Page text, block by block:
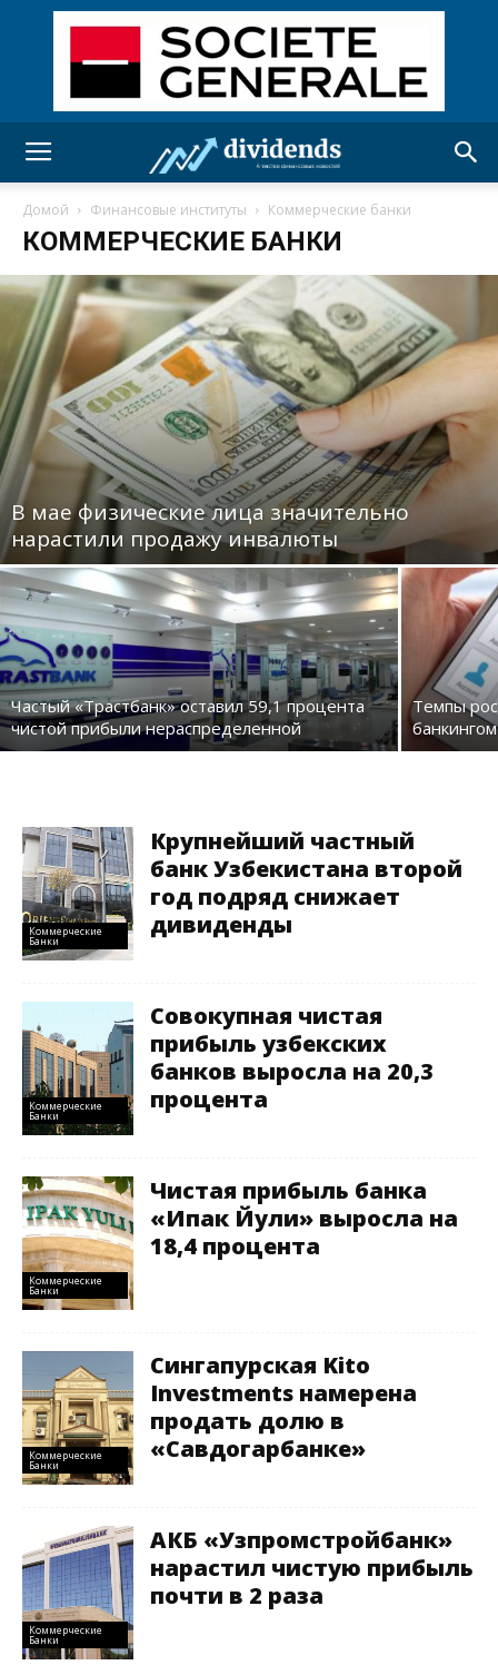
Домой Финансовые институты Коммерческие банки
КОММЕРЧЕСКИЕ БАНКИ
В мае физические лица значительно
нарастили продажу инвалюты
Частый «Трастбанк» оставил 59,1 процента
чистой прибыли нераспределенной
Темпы
Коммерческие
Банки
Крупнейший частный
банк Узбекистана второй
год подряд снижает
дивиденды
Коммерческие
Банки
Совокупная чистая
прибыль узбекских
банков выросла на 20,3
процента
Коммерческие
Банки
Чистая прибыль банка
«Ипак Йули» выросла на
18,4 процента
Коммерческие
Банки
Сингапурская Kito
Investments намерена
продать долю в
«Савдогарбанке»
Коммерческие
Банки
АКБ «Узпромстройбанк»
нарастил чистую прибыль
почти в 2 раза